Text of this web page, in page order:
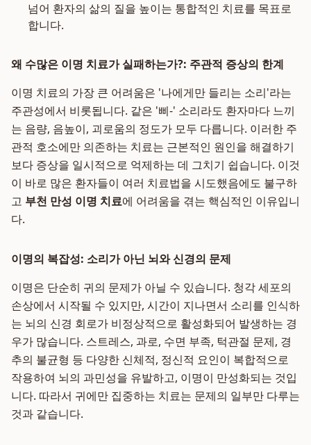
넘어 환자의 삶의 질을 높이는 통합적인 치료를 목표로
합니다.
왜 수많은 이명 치료가 실패하는가?: 주관적 증상의 한계
이명 치료의 가장 큰 어려움은 '나에게만 들리는 소리'라는
주관성에서 비롯됩니다. 같은 '삐-' 소리라도 환자마다 느끼
는 음량, 음높이, 괴로움의 정도가 모두 다릅니다. 이러한 주
관적 호소에만 의존하는 치료는 근본적인 원인을 해결하기
보다 증상을 일시적으로 억제하는 데 그치기 쉽습니다. 이것
이 바로 많은 환자들이 여러 치료법을 시도했음에도 불구하
고 부천 만성 이명 치료에 어려움을 겪는 핵심적인 이유입니
다.
이명의 복잡성: 소리가 아닌 뇌와 신경의 문제
이명은 단순히 귀의 문제가 아닐 수 있습니다. 청각 세포의
손상에서 시작될 수 있지만, 시간이 지나면서 소리를 인식하
는 뇌의 신경 회로가 비정상적으로 활성화되어 발생하는 경
우가 많습니다. 스트레스, 과로, 수면 부족, 턱관절 문제, 경
추의 불균형 등 다양한 신체적, 정신적 요인이 복합적으로
작용하여 뇌의 과민성을 유발하고, 이명이 만성화되는 것입
니다. 따라서 귀에만 집중하는 치료는 문제의 일부만 다루는
것과 같습니다.